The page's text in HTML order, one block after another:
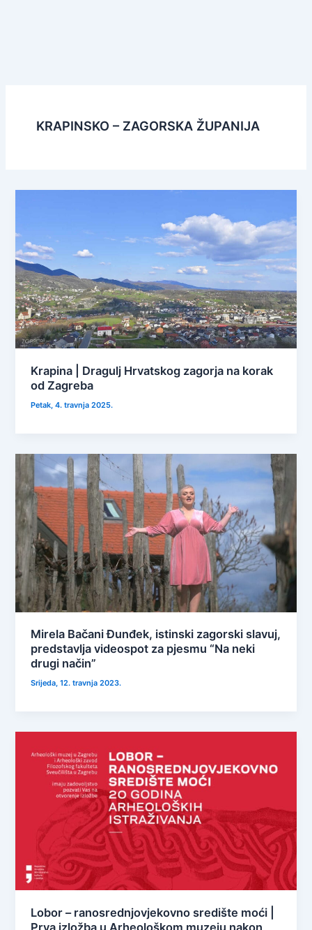
KRAPINSKO – ZAGORSKA ŽUPANIJA
Krapina | Dragulj Hrvatskog zagorja na korak
od Zagreba
Petak, 4. travnja 2025.
Mirela Bačani Đunđek, istinski zagorski slavuj,
predstavlja videospot za pjesmu “Na neki
drugi način”
Srijeda, 12. travnja 2023.
Lobor – ranosrednjovjekovno središte moći |